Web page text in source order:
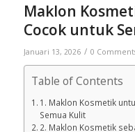
Maklon
Cocok untuk
Januari 13, 2026 / 0
Table of Contents
1. Maklon Kosmetik
Semua Kulit
2. Maklon Kosmetik